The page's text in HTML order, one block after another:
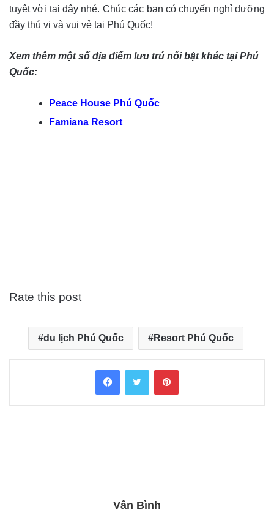
tuyệt vời tại đây nhé. Chúc các bạn có chuyến nghỉ dưỡng
đầy thú vị và vui vẻ tại Phú Quốc!
Xem thêm một số địa điểm lưu trú nổi bật khác tại Phú
Quốc:
Peace House Phú Quốc
Famiana Resort
Rate this post
du lịch Phú Quốc Resort Phú Quốc
FacebookTwitter Pinterest
Vân Bình